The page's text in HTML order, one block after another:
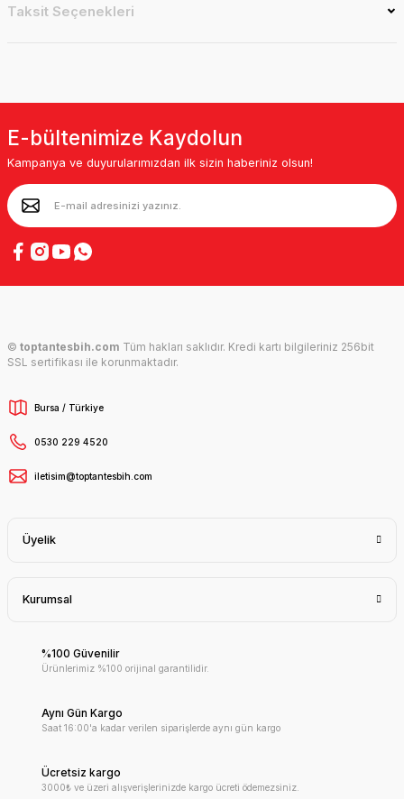
Taksit Seçenekleri
E-bültenimize Kaydolun
Kampanya ve duyurularımızdan ilk sizin haberiniz olsun!
© toptantesbih.com Tüm hakları saklıdır. Kredi kartı bilgileriniz 256bit
SSL sertifikası ile korunmaktadır.
Bursa / Türkiye
0530 229 4520
iletisim@toptantesbih.com
Üyelik
Kurumsal
%100 Güvenilir
Ürünlerimiz %100 orijinal garantilidir.
Aynı Gün Kargo
Saat 16:00'a kadar verilen siparişlerde aynı gün kargo
Ücretsiz kargo
3000₺ ve üzeri alışverişlerinizde kargo ücreti ödemezsiniz.